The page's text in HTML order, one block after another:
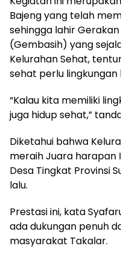
Bajeng yang telah
sehingga lahir
(Gembasih) yang
Kelurahan Sehat,
sehat perlu lingkungan
“Kalau kita memiliki
juga hidup sehat,”
Diketahui bahwa
meraih Juara harapan
Desa Tingkat Provinsi
lalu.
Prestasi ini, kata
ada dukungan penuh
masyarakat Takalar.